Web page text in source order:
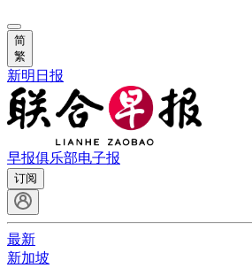
简
繁
新明日报
早报俱乐部电子报
订阅
最新
新加坡